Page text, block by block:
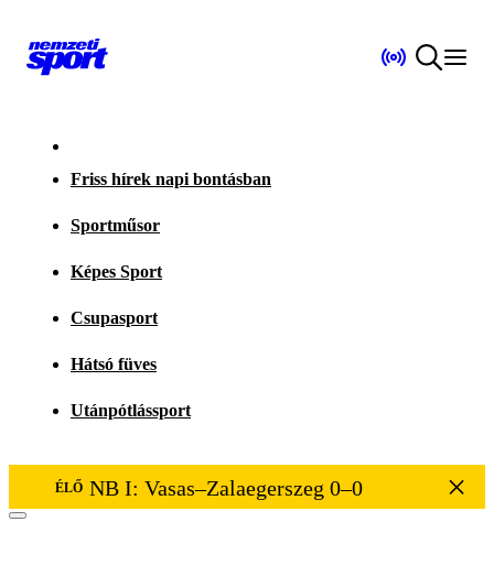
Friss hírek napi bontásban
Sportműsor
Képes Sport
Csupasport
Hátsó füves
Utánpótlássport
ÉLŐ NB I: Vasas–Zalaegerszeg 0–0